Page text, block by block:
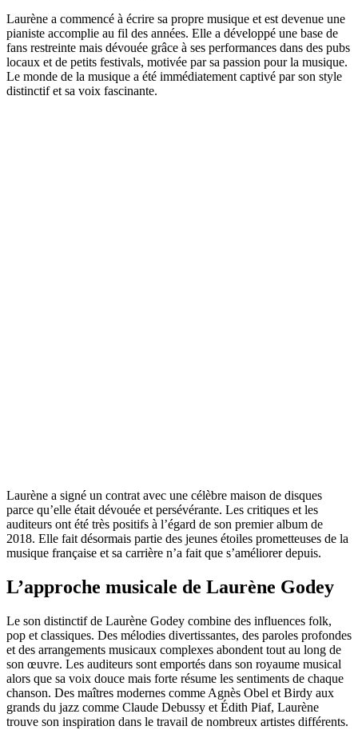
Laurène a commencé à écrire sa propre musique et est devenue une
pianiste accomplie au fil des années. Elle a développé une base de
fans restreinte mais dévouée grâce à ses performances dans des pubs
locaux et de petits festivals, motivée par sa passion pour la musique.
Le monde de la musique a été immédiatement captivé par son style
distinctif et sa voix fascinante.
Laurène a signé un contrat avec une célèbre maison de disques
parce qu’elle était dévouée et persévérante. Les critiques et les
auditeurs ont été très positifs à l’égard de son premier album de
2018. Elle fait désormais partie des jeunes étoiles prometteuses de la
musique française et sa carrière n’a fait que s’améliorer depuis.
L’approche musicale de Laurène Godey
Le son distinctif de Laurène Godey combine des influences folk,
pop et classiques. Des mélodies divertissantes, des paroles profondes
et des arrangements musicaux complexes abondent tout au long de
son œuvre. Les auditeurs sont emportés dans son royaume musical
alors que sa voix douce mais forte résume les sentiments de chaque
chanson. Des maîtres modernes comme Agnès Obel et Birdy aux
grands du jazz comme Claude Debussy et Édith Piaf, Laurène
trouve son inspiration dans le travail de nombreux artistes différents.